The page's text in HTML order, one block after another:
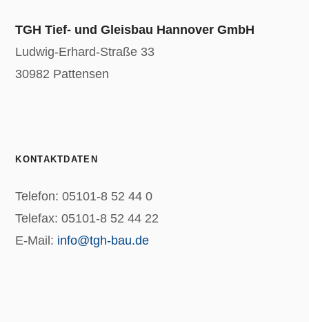
TGH Tief- und Gleisbau Hannover GmbH
Ludwig-Erhard-Straße 33
30982 Pattensen
KONTAKTDATEN
Telefon: 05101-8 52 44 0
Telefax: 05101-8 52 44 22
E-Mail: info@tgh-bau.de